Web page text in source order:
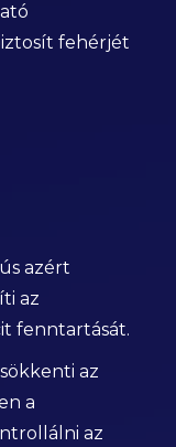
fehérjét
azért
az
fenntartását.
az
a
az